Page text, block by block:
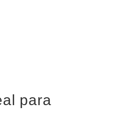
para